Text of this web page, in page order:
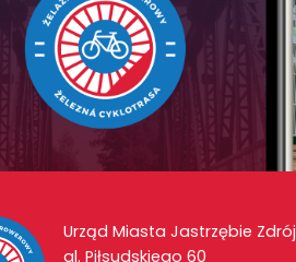
Urząd Miasta Jastrzębie Zdrój
al. Piłsudskiego 60